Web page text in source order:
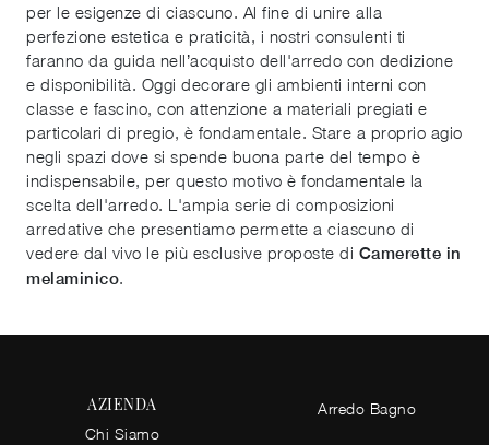
per le esigenze di ciascuno. Al fine di unire alla
perfezione estetica e praticità, i nostri consulenti ti
faranno da guida nell’acquisto dell'arredo con dedizione
e disponibilità. Oggi decorare gli ambienti interni con
classe e fascino, con attenzione a materiali pregiati e
particolari di pregio, è fondamentale. Stare a proprio agio
negli spazi dove si spende buona parte del tempo è
indispensabile, per questo motivo è fondamentale la
scelta dell'arredo. L'ampia serie di composizioni
arredative che presentiamo permette a ciascuno di
vedere dal vivo le più esclusive proposte di Camerette in
melaminico.
AZIENDA
Chi Siamo
Arredo Bagno